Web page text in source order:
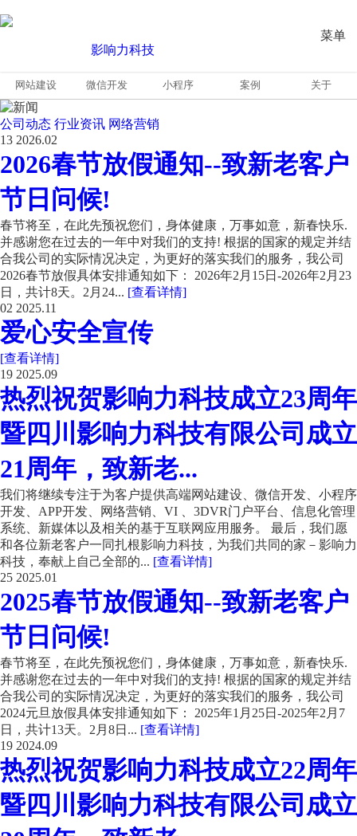
菜单
网站建设 微信开发 小程序 案例 关于
公司动态 行业资讯 网络营销
13 2026.02
2026春节放假通知--致新老客户
节日问候!
春节将至，在此先预祝您们，身体健康，万事如意，新春快乐.
并感谢您在过去的一年中对我们的支持! 根据的国家的规定并结
合我公司的实际情况决定，为更好的落实我们的服务，我公司
2026春节放假具体安排通知如下： 2026年2月15日-2026年2月23
日，共计8天。2月24... [查看详情]
02 2025.11
爱心安全宣传
[查看详情]
19 2025.09
热烈祝贺影响力科技成立23周年
暨四川影响力科技有限公司成立
21周年，致新老...
我们将继续专注于为客户提供高端网站建设、微信开发、小程序
开发、APP开发、网络营销、VI 、3DVR门户平台、信息化管理
系统、新媒体以及相关的基于互联网应用服务。 最后，我们愿
和各位新老客户一同扎根影响力科技，为我们共同的家－影响力
科技，奉献上自己全部的... [查看详情]
25 2025.01
2025春节放假通知--致新老客户
节日问候!
春节将至，在此先预祝您们，身体健康，万事如意，新春快乐.
并感谢您在过去的一年中对我们的支持! 根据的国家的规定并结
合我公司的实际情况决定，为更好的落实我们的服务，我公司
2024元旦放假具体安排通知如下： 2025年1月25日-2025年2月7
日，共计13天。2月8日... [查看详情]
19 2024.09
热烈祝贺影响力科技成立22周年
暨四川影响力科技有限公司成立